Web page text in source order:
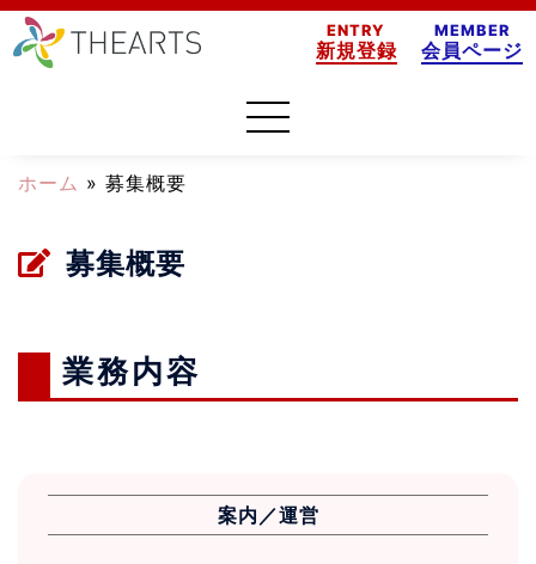
ENTRY
新規登録
MEMBER
会員ページ
ホーム » 募集概要
募集概要
業務内容
案内／運営